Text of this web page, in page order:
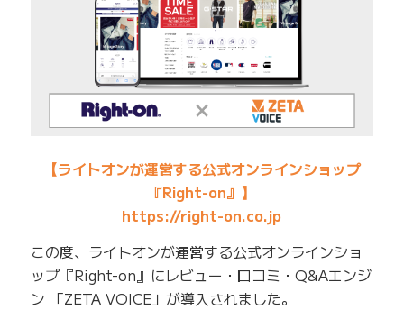
【ライトオンが運営する公式オンラインショップ
『Right-on』】
https://right-on.co.jp
この度、ライトオンが運営する公式オンラインショ
ップ『Right-on』にレビュー・口コミ・Q&Aエンジ
ン 「ZETA VOICE」が導入されました。